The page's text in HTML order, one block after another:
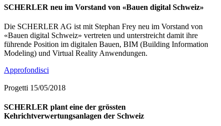
SCHERLER neu im Vorstand von «Bauen digital Schweiz»
Die SCHERLER AG ist mit Stephan Frey neu im Vorstand von
«Bauen digital Schweiz» vertreten und unterstreicht damit ihre
führende Position im digitalen Bauen, BIM (Building Information
Modeling) und Virtual Reality Anwendungen.
Approfondisci
Progetti 15/05/2018
SCHERLER plant eine der grössten
Kehrichtverwertungsanlagen der Schweiz